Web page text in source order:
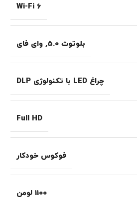
Wi-Fi 6
بلوتوث 5.0 ,وای فای
چراغ LED با تکنولوژی DLP
Full HD
فوکوس خودکار
1100 لومن